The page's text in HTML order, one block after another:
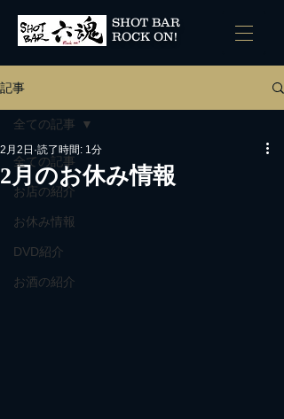
SHOT BAR
ROCK ON!
記事
全ての記事
お店の紹介
お休み情報
DVD紹介
お酒の紹介
全ての記事
2月のお休み情報
2月2日 読了時間: 1分